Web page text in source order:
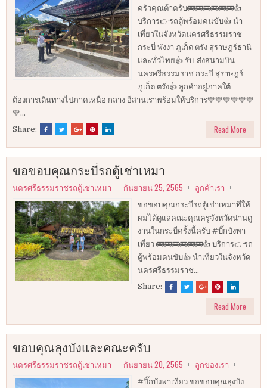
ครัวคุณต้าครับ🚌🚌🚌🚌🚌🚌👍
บริการ👉รถตู้พร้อมคนขับ👍 นำ
เที่ยวในจังหวัดนครศรีธรรมราช
กระบี่ พังงา ภูเก็ต ตรัง สุราษฎร์ธานี
และทั่วไทย👍 รับ-ส่งสนามบิน
นครศรีธรรมราช กระบี่ สุราษฎร์
ภูเก็ต ตรัง👍 ลูกค้าอยู่ภาคใต้
ต้องการเดินทางไปภาคเหนือ กลาง อีสานเราพร้อมให้บริการ💙💙💙💙💙💙
💚...
Share:
Read More
ขอขอบคุณกระบี่รถตู้เช่าเหมา
นครศรีธรรมราชรถตู้เช่าเหมา กันยายน 25, 2565 ลูกค้าเรา
ขอขอบคุณกระบี่รถตู้เช่าเหมาที่ให้
ผมได้ดูแลคณะคุณครูจังหวัดน่านดู
งานในกระบี่ครั้งนี้ครับ #บิ๊กบังพา
เที่ยว 🚌🚌🚌🚌🚌🚌👍 บริการ👉รถ
ตู้พร้อมคนขับ👍 นำเที่ยวในจังหวัด
นครศรีธรรมราช...
Share:
Read More
ขอบคุณลุงบังและคณะครับ
นครศรีธรรมราชรถตู้เช่าเหมา กันยายน 20, 2565 ลูกของเรา
#บิ๊กบังพาเที่ยว ขอขอบคุณลุงบัง